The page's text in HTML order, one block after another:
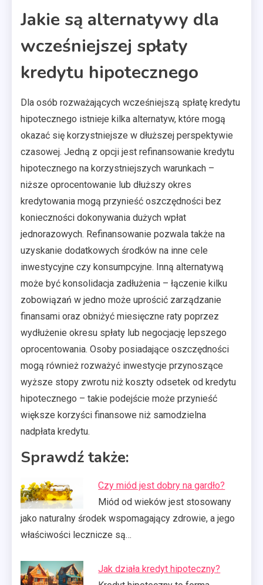
Jakie są alternatywy dla
wcześniejszej spłaty
kredytu hipotecznego
Dla osób rozważających wcześniejszą spłatę kredytu
hipotecznego istnieje kilka alternatyw, które mogą
okazać się korzystniejsze w dłuższej perspektywie
czasowej. Jedną z opcji jest refinansowanie kredytu
hipotecznego na korzystniejszych warunkach –
niższe oprocentowanie lub dłuższy okres
kredytowania mogą przynieść oszczędności bez
konieczności dokonywania dużych wpłat
jednorazowych. Refinansowanie pozwala także na
uzyskanie dodatkowych środków na inne cele
inwestycyjne czy konsumpcyjne. Inną alternatywą
może być konsolidacja zadłużenia – łączenie kilku
zobowiązań w jedno może uprościć zarządzanie
finansami oraz obniżyć miesięczne raty poprzez
wydłużenie okresu spłaty lub negocjację lepszego
oprocentowania. Osoby posiadające oszczędności
mogą również rozważyć inwestycje przynoszące
wyższe stopy zwrotu niż koszty odsetek od kredytu
hipotecznego – takie podejście może przynieść
większe korzyści finansowe niż samodzielna
nadpłata kredytu.
Sprawdź także:
Czy miód jest dobry na gardło?
Miód od wieków jest stosowany
jako naturalny środek wspomagający zdrowie, a jego
właściwości lecznicze są…
Jak działa kredyt hipoteczny?